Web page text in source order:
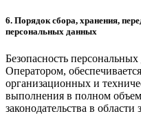
6. Порядок сбора, хранения,
персональных данных
Безопасность
Оператором,
организационных и
выполнения в полном
законодательства в